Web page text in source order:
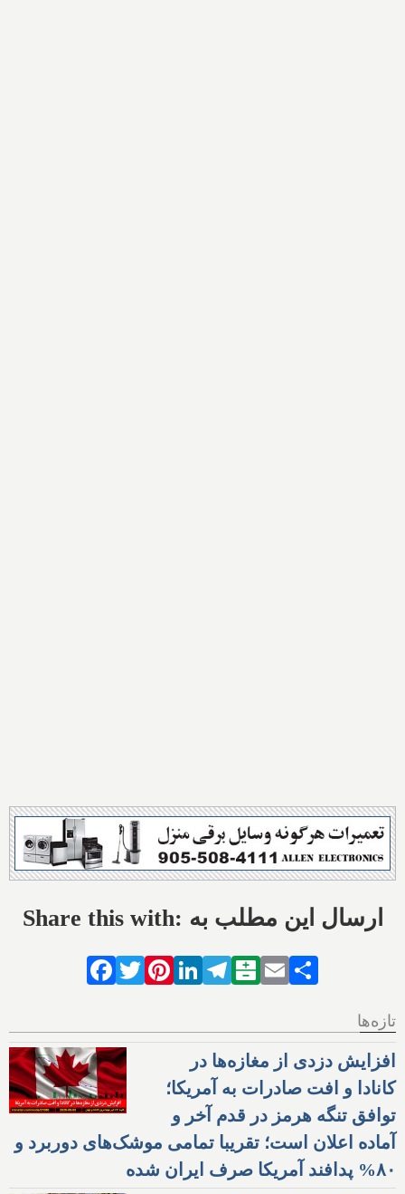
Share this with: ارسال این مطلب به
Facebook
TwitterPinterestLinkedIn
Telegram
Balatarin
Email
تازه‌ها
افزایش دزدی از مغازه‌ها در
کانادا و افت صادرات به آمریکا؛
توافق تنگه هرمز در قدم آخر و
آماده اعلان است؛ تقریبا تمامی موشک‌های دوربرد و
۸۰% پدافند آمریکا صرف ایران شده